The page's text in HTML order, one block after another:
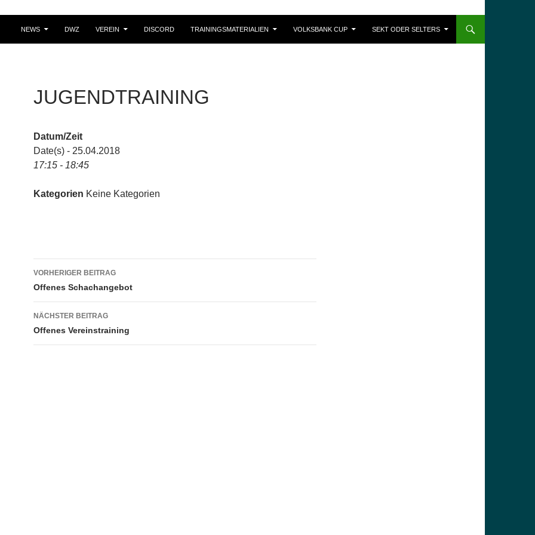
NEWS DWZ VEREIN DISCORD TRAININGSMATERIALIEN VOLKSBANK CUP SEKT ODER SELTERS
JUGENDTRAINING
Datum/Zeit
Date(s) - 25.04.2018
17:15 - 18:45
Kategorien Keine Kategorien
Beitragsnavigation
VORHERIGER BEITRAG
Offenes Schachangebot
NÄCHSTER BEITRAG
Offenes Vereinstraining